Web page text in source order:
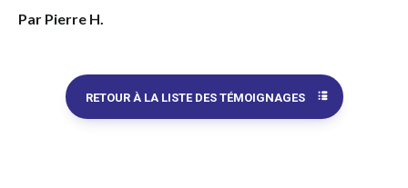
Par Pierre H.
RETOUR À LA LISTE DES TÉMOIGNAGES